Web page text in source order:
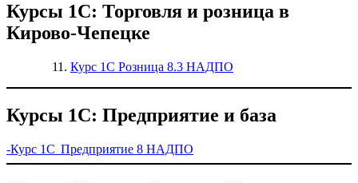
Курсы 1С: Торговля и розница в
Кирово-Чепецке
Курс 1С Розница 8.3 НАДПО
Курсы 1С: Предприятие и база
-Курс 1С Предприятие 8 НАДПО